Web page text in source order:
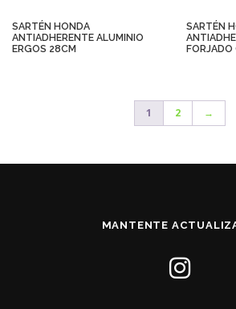
SARTÉN HONDA
ANTIADHERENTE ALUMINIO
ERGOS 28CM
SARTÉN
FORJADO
1 2 →
MANTENTE